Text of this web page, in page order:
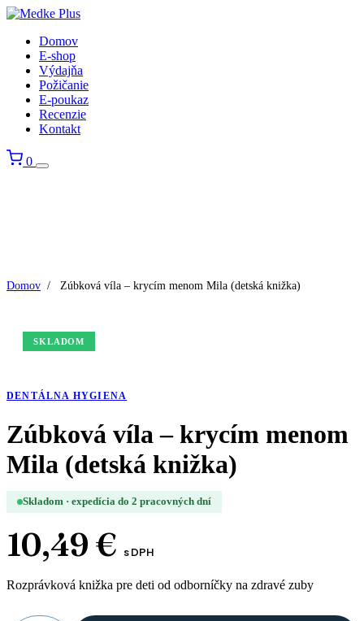
Domov
E-shop
Výdajňa
Požičanie
E-poukaz
Recenzie
Kontakt
0
Domov / Zúbková víla – krycím menom Mila (detská knižka)
SKLADOM
DENTÁLNA HYGIENA
Zúbková víla – krycím menom
Mila (detská knižka)
Skladom · expedícia do 2 pracovných dní
10,49 € s DPH
Rozprávková knižka pre deti od odborníčky na zdravé zuby